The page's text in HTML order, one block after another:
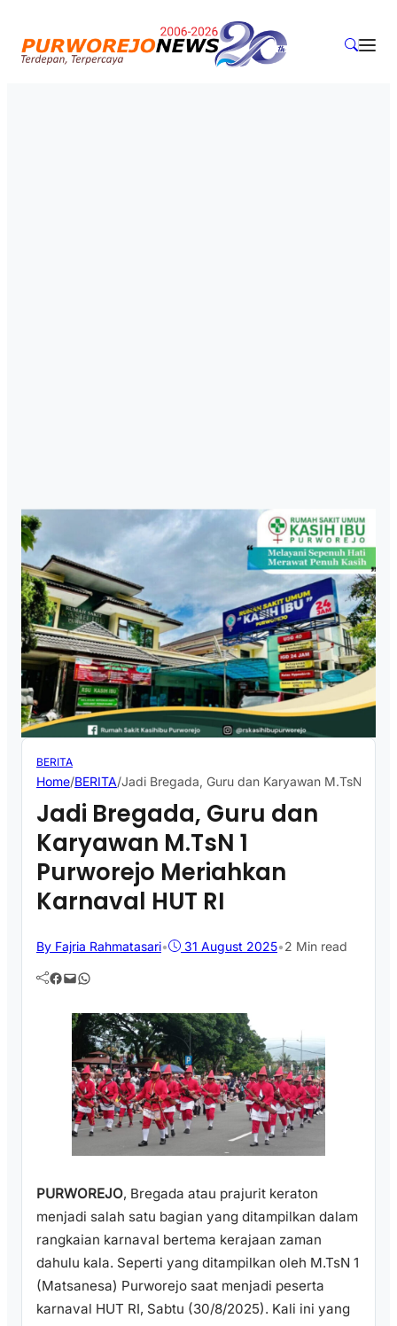
BERITA
Home/BERITA/Jadi Bregada, Guru dan Karyawan M.TsN 1
Jadi Bregada, Guru dan
Karyawan M.TsN 1
Purworejo Meriahkan
Karnaval HUT RI
By Fajria Rahmatasari• 31 August 2025•2 Min read
Facebook Mail WhatsApp
PURWOREJO, Bregada atau prajurit keraton
menjadi salah satu bagian yang ditampilkan dalam
rangkaian karnaval bertema kerajaan zaman
dahulu kala. Seperti yang ditampilkan oleh M.TsN 1
(Matsanesa) Purworejo saat menjadi peserta
karnaval HUT RI, Sabtu (30/8/2025). Kali ini yang